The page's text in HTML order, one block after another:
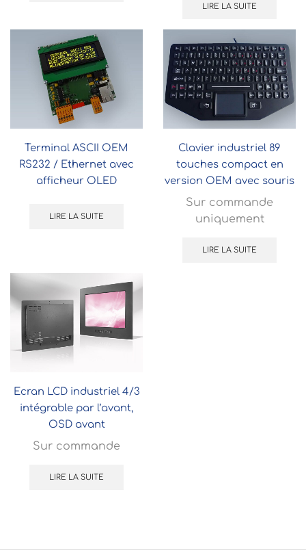
LIRE LA SUITE
Terminal ASCII OEM
RS232 / Ethernet avec
afficheur OLED
LIRE LA SUITE
Clavier industriel 89
touches compact en
version OEM avec souris
Sur commande
uniquement
LIRE LA SUITE
Ecran LCD industriel 4/3
intégrable par l’avant,
OSD avant
Sur commande
LIRE LA SUITE